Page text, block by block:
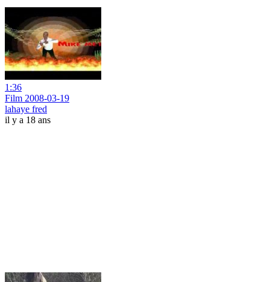
1:36
Film 2008-03-19
lahaye fred
il y a 18 ans